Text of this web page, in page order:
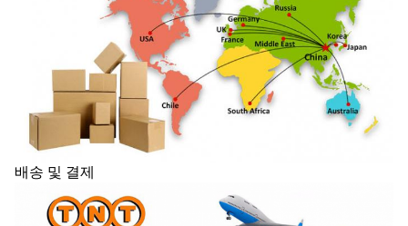
배송 및 결제